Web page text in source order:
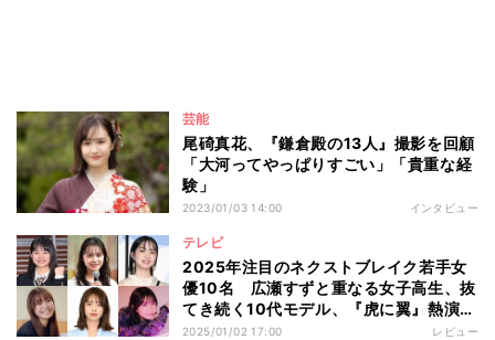
芸能
尾碕真花、『鎌倉殿の13人』撮影を回顧
「大河ってやっぱりすごい」「貴重な経
験」
2023/01/03 14:00 インタビュー
テレビ
2025年注目のネクストブレイク若手女
優10名 広瀬すずと重なる女子高生、抜
てき続く10代モデル、『虎に翼』熱演に
称賛
2025/01/02 17:00 レビュー